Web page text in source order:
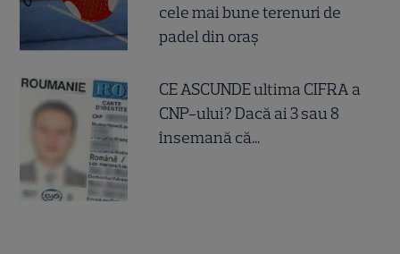
cele mai bune terenuri de
padel din oraș
CE ASCUNDE ultima CIFRA a
CNP-ului? Dacă ai 3 sau 8
însemană că...